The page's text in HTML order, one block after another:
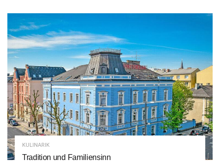
KULINARIK
Tradition und Familiensinn